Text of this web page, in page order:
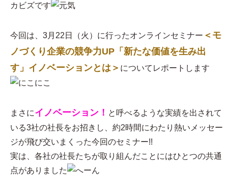
カビズです
今回は、3月22日（火）に行ったオンラインセミナー ＜モ
ノづくり企業の競争力UP「新たな価値を生み出
す」イノベーションとは＞ についてレポートします
まさにイノベーション！ と呼べるような実績を出されて
いる3社の社長をお招きし、約2時間にわたり熱いメッセー
ジが飛び交いまくった今回のセミナー!!
実は、各社の社長たちが取り組んだことにはひとつの共通
点がありました